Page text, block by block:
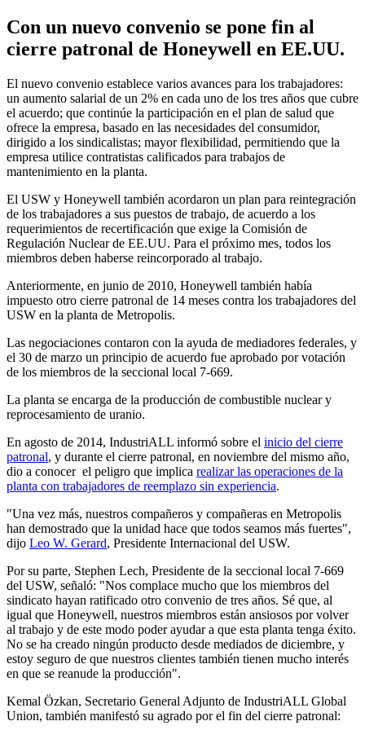
Con un nuevo convenio se pone fin al
cierre patronal de Honeywell en EE.UU.
El nuevo convenio establece varios avances para los trabajadores:
un aumento salarial de un 2% en cada uno de los tres años que cubre
el acuerdo; que continúe la participación en el plan de salud que
ofrece la empresa, basado en las necesidades del consumidor,
dirigido a los sindicalistas; mayor flexibilidad, permitiendo que la
empresa utilice contratistas calificados para trabajos de
mantenimiento en la planta.
El USW y Honeywell también acordaron un plan para reintegración
de los trabajadores a sus puestos de trabajo, de acuerdo a los
requerimientos de recertificación que exige la Comisión de
Regulación Nuclear de EE.UU. Para el próximo mes, todos los
miembros deben haberse reincorporado al trabajo.
Anteriormente, en junio de 2010, Honeywell también había
impuesto otro cierre patronal de 14 meses contra los trabajadores del
USW en la planta de Metropolis.
Las negociaciones contaron con la ayuda de mediadores federales, y
el 30 de marzo un principio de acuerdo fue aprobado por votación
de los miembros de la seccional local 7-669.
La planta se encarga de la producción de combustible nuclear y
reprocesamiento de uranio.
En agosto de 2014, IndustriALL informó sobre el inicio del cierre
patronal, y durante el cierre patronal, en noviembre del mismo año,
dio a conocer el peligro que implica realizar las operaciones de la
planta con trabajadores de reemplazo sin experiencia.
"Una vez más, nuestros compañeros y compañeras en Metropolis
han demostrado que la unidad hace que todos seamos más fuertes",
dijo Leo W. Gerard, Presidente Internacional del USW.
Por su parte, Stephen Lech, Presidente de la seccional local 7-669
del USW, señaló: "Nos complace mucho que los miembros del
sindicato hayan ratificado otro convenio de tres años. Sé que, al
igual que Honeywell, nuestros miembros están ansiosos por volver
al trabajo y de este modo poder ayudar a que esta planta tenga éxito.
No se ha creado ningún producto desde mediados de diciembre, y
estoy seguro de que nuestros clientes también tienen mucho interés
en que se reanude la producción".
Kemal Özkan, Secretario General Adjunto de IndustriALL Global
Union, también manifestó su agrado por el fin del cierre patronal: